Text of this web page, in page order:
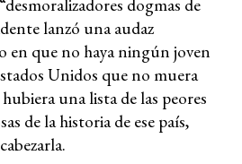
dogmas de
lanzó una audaz
en que no haya ningún joven
Unidos que no muera
una lista de las peores
de la historia de ese país,